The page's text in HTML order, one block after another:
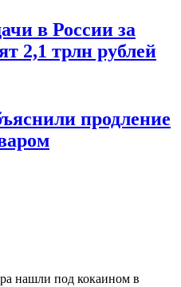
в России за
2,1 трлн рублей
продление
нашли под кокаином в